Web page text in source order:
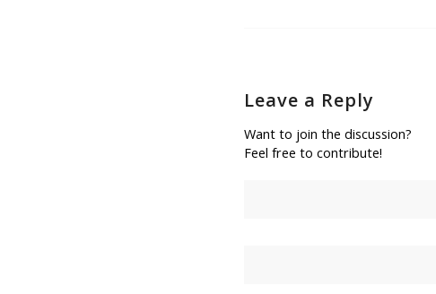
Leave a Reply
Want to join the discussion?
Feel free to contribute!